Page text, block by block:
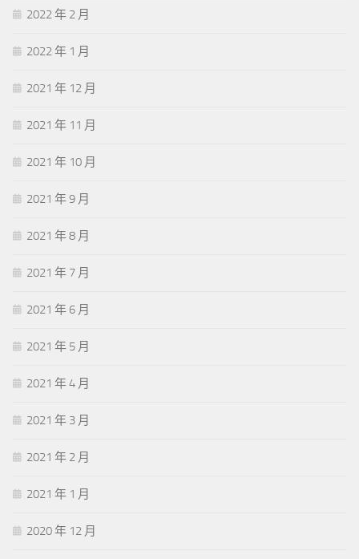
2022 年 2 月
2022 年 1 月
2021 年 12 月
2021 年 11 月
2021 年 10 月
2021 年 9 月
2021 年 8 月
2021 年 7 月
2021 年 6 月
2021 年 5 月
2021 年 4 月
2021 年 3 月
2021 年 2 月
2021 年 1 月
2020 年 12 月